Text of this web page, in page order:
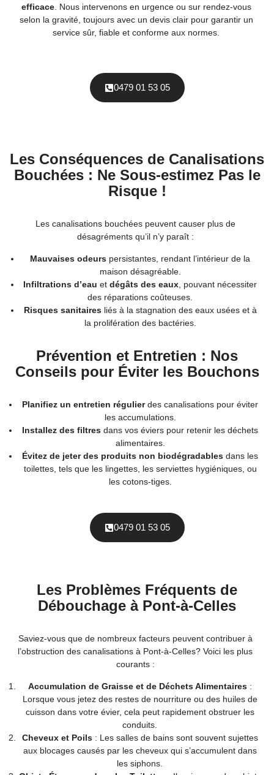
efficace. Nous intervenons en urgence ou sur rendez-vous
selon la gravité, toujours avec un devis clair pour garantir un
service sûr, fiable et conforme aux normes.
0479 01 53 05
Les Problèmes Fréquents de
Débouchage à Pont-à-Celles
Saviez-vous que de nombreux facteurs peuvent contribuer à
l’obstruction des canalisations à Pont-à-Celles? Voici les plus
courants :
Accumulation de Graisse et de Déchets Alimentaires:
Lorsque vous jetez des restes de nourriture ou des huiles de
cuisson dans votre évier, cela peut rapidement obstruer les
conduits.
Cheveux et Poils: Les salles de bains sont souvent sujettes
aux blocages causés par les cheveux qui s’accumulent dans
les siphons.
Les Conséquences de Canalisations
Bouchées : Ne Sous-estimez Pas le
Risque !
Les canalisations bouchées peuvent causer plus de
désagréments qu’il n’y paraît :
Mauvaises odeurs persistantes, rendant l’intérieur de la
maison désagréable.
Infiltrations d’eau et dégâts des eaux , pouvant nécessiter
des réparations coûteuses.
Risques sanitairesliés à la stagnation des eaux usées et à
la prolifération des bactéries.
Prévention et Entretien : Nos
Conseils pour Éviter les Bouchons
Planifiez un entretien régulierdes canalisations pour éviter
les accumulations.
Installez des filtres dans vos éviers pour retenir les déchets
alimentaires.
Évitez de jeter des produits non biodégradables dans les
toilettes, tels que les lingettes, les serviettes hygiéniques, ou
les cotons-tiges.
0479 01 53 05